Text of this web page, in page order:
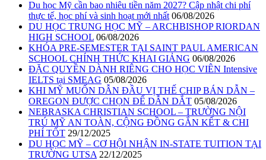
Du học Mỹ cần bao nhiêu tiền năm 2027? Cập nhật chi phí
thực tế, học phí và sinh hoạt mới nhất 06/08/2026
DU HỌC TRUNG HỌC MỸ – ARCHBISHOP RIORDAN
HIGH SCHOOL 06/08/2026
KHÓA PRE-SEMESTER TẠI SAINT PAUL AMERICAN
SCHOOL CHÍNH THỨC KHAI GIẢNG 06/08/2026
ĐẶC QUYỀN DÀNH RIÊNG CHO HỌC VIÊN Intensive
IELTS tại SMEAG 05/08/2026
KHI MỸ MUỐN DẪN ĐẦU VỊ THẾ CHIP BÁN DẪN –
OREGON ĐƯỢC CHỌN ĐỂ DẪN DẮT 05/08/2026
NEBRASKA CHRISTIAN SCHOOL – TRƯỜNG NỘI
TRÚ MỸ AN TOÀN, CỘNG ĐỒNG GẮN KẾT & CHI
PHÍ TỐT 29/12/2025
DU HỌC MỸ – CƠ HỘI NHẬN IN-STATE TUITION TẠI
TRƯỜNG UTSA 22/12/2025